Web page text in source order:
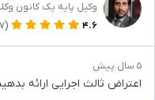
وکیل پایه یک کانون
۴.۶
(۲۳۷)
۵ سال پیش
اعتراض ثالث اجرایی ارائه